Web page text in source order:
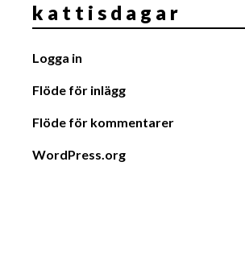
k a t t i s d a g a r
Logga in
Flöde för inlägg
Flöde för kommentarer
WordPress.org